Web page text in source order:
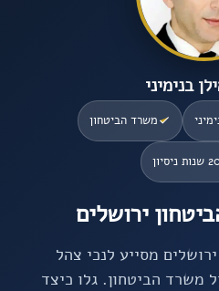
משרד הביטחון
ירושלים
מסייע לנכי צהל
משרד הביטחון. גלו כיצד
בנימיני